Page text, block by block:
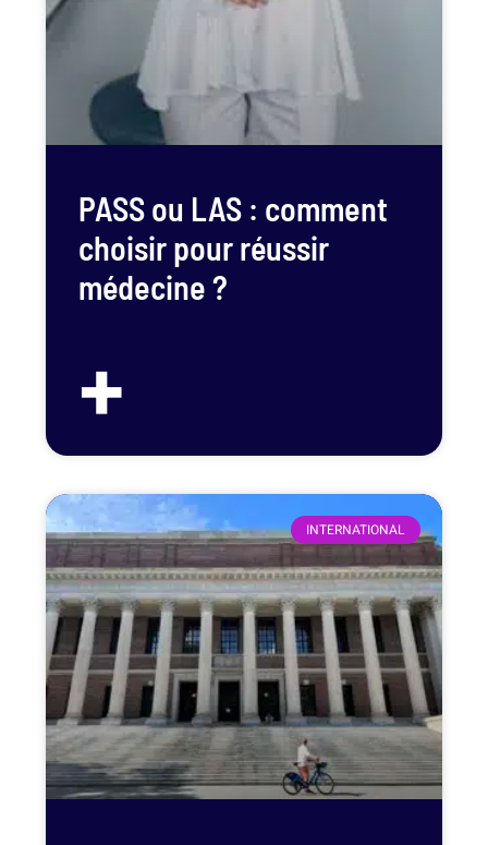
PASS ou LAS : comment
choisir pour réussir
médecine ?
+
INTERNATIONAL